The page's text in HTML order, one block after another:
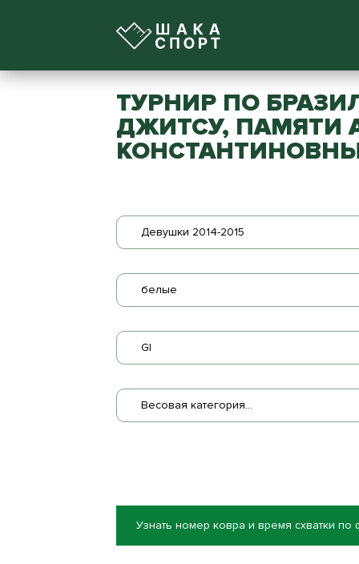
ТУРНИР ПО
ДЖИТСУ, ПАМЯТИ
Девушки 2014-2015
белые
GI
Весовая категория...
Узнать номер ковра и время схватки по